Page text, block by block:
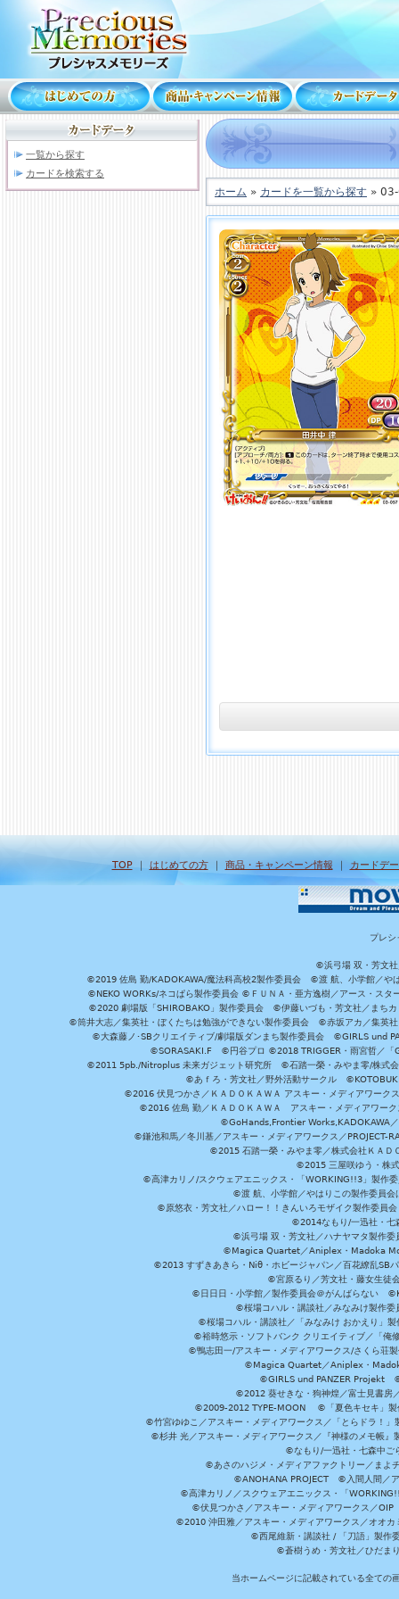
一覧から探す
カードを検索する
ホーム » カードを一覧から探す »
TOP｜ はじめての方｜ 商品・キャンペーン情報 ｜ カードデ
プレシ
©浜弓場 双・芳文社
©2019 佐島 勤/KADOKAWA/魔法科高校2製作委員会 ©渡 航、小学館／や
©NEKO WORKs/ネコぱら製作委員会 ©ＦＵＮＡ・亜方逸樹／アース・ス
©2020 劇場版「SHIROBAKO」製作委員会 ©伊藤いづも・芳文社／まち
©筒井大志／集英社・ぼくたちは勉強ができない製作委員会 ©赤坂アカ／集英
©大森藤ノ･SBクリエイティブ/劇場版ダンまち製作委員会 ©GIRLS und
©SORASAKI.F ©円谷プロ ©2018 TRIGGER・雨宮哲／
©2011 5pb./Nitroplus 未来ガジェット研究所 ©石踏一榮・みやま零/株式
©あｆろ・芳文社／野外活動サークル
©2016 伏見つかさ／ＫＡＤＯＫＡＷＡ アスキー・メディアワー
©2016 佐島 勤／ＫＡＤＯＫＡＷＡ アスキー・メディアワ
©GoHands,Frontier Works,KADOKAWA
©鎌池和馬／冬川基／アスキー・メディアワークス／
©2015 石踏一榮・みやま零／株式会社ＫＡＤ
©2015 三屋咲ゆう・株
©高津カリノ/スクウェアエニックス・「WORKING!!3」製作
©渡 航、小学館／やはりこの製作委員
©原悠衣・芳文社／ハロー！！きんいろモザイク製作委員
©2014なもり/一迅社・
©浜弓場 双・芳文社／ハナヤマタ製作
©Magica Quartet／Aniplex・Madoka
©2013 すずきあきら・Niθ・ホビージャパン／百花繚乱
©宮原るり／芳文社・藤女生徒
©日日日・小学館／製作委員会＠がんばらない
©桜場コハル・講談社／みなみけ製作
©桜場コハル・講談社／「みなみけ おかえり」
©裕時悠示・ソフトバンク クリエイティブ／「
©鴨志田一/アスキー・メディアワークス/さく
©Magica Quartet／Aniplex・
©GIRLS und PANZER Projekt ©
©2012 葵せきな・狗神煌／富士見書
©2009-2012 TYPE-MOON ©「夏色キセキ」製
©竹宮ゆゆこ／アスキー・メディアワークス／「とらドラ！
©杉井 光／アスキー・メディアワークス／『神様のメモ帳
©なもり/一迅社・七森中
©あさのハジメ・メディアファクトリー／ま
©ANOHANA PROJECT ©入間人間／ア
©高津カリノ／スクウェアエニックス・「
©伏見つかさ／アスキー・メディアワークス／
©2010 沖田雅／アスキー・メディアワークス／オオ
©西尾維新・講談社 / 「刀語」製作
©蒼樹うめ・芳文社／ひだま
当ホームページに記載されている全ての